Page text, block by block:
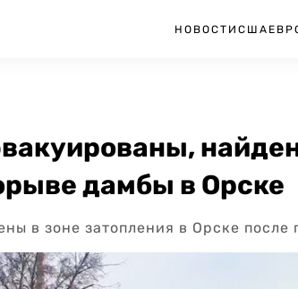
НОВОСТИ США
дамбы в Орске
в зоне затопления в Орске после